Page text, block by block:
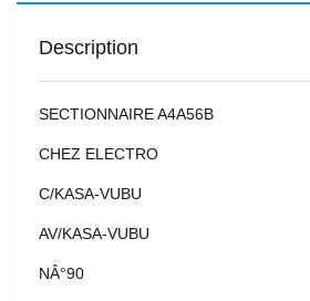
Description
SECTIONNAIRE A4A56B
CHEZ ELECTRO
C/KASA-VUBU
AV/KASA-VUBU
NÂ°90